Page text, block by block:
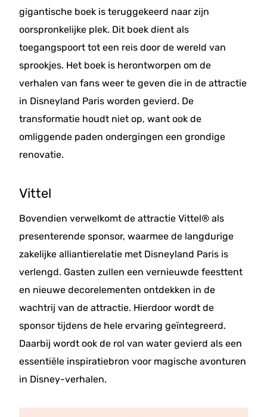
gigantische boek is teruggekeerd naar zijn
oorspronkelijke plek. Dit boek dient als
toegangspoort tot een reis door de wereld van
sprookjes. Het boek is herontworpen om de
verhalen van fans weer te geven die in de attractie
in Disneyland Paris worden gevierd. De
transformatie houdt niet op, want ook de
omliggende paden ondergingen een grondige
renovatie.
Vittel
Bovendien verwelkomt de attractie Vittel® als
presenterende sponsor, waarmee de langdurige
zakelijke alliantierelatie met Disneyland Paris is
verlengd. Gasten zullen een vernieuwde feesttent
en nieuwe decorelementen ontdekken in de
wachtrij van de attractie. Hierdoor wordt de
sponsor tijdens de hele ervaring geïntegreerd.
Daarbij wordt ook de rol van water gevierd als een
essentiële inspiratiebron voor magische avonturen
in Disney-verhalen.